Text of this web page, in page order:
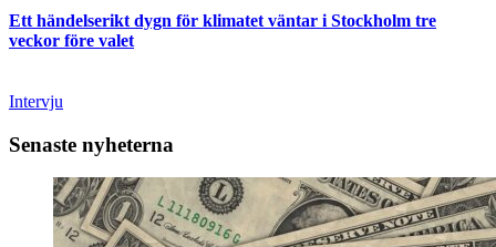
Ett händelserikt dygn för klimatet väntar i Stockholm tre
veckor före valet
Intervju
Senaste nyheterna